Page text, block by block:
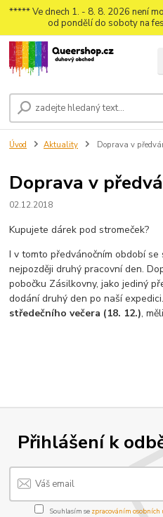
***** Ve dnech 1. - 8. 8. 2026 není
od pondělí do soboty na
Úvod Aktuality Doprava v
Doprava v
02.12.2018
Kupujete dárek pod stromeček?
I v tomto předvánočním období
nejpozději druhý pracovní den.
pobočku Zásilkovny, jako jediný
dodání druhý den po naší
středečního večera (18. 12.),
Přihlášení k
Souhlasím se zpracováním osobních